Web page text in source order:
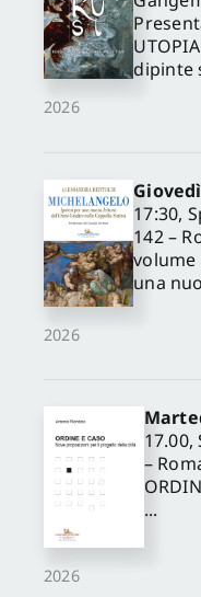
2026
dipinte
2026
17:30,
142 –
volume
una
2026
17.00,
–
...